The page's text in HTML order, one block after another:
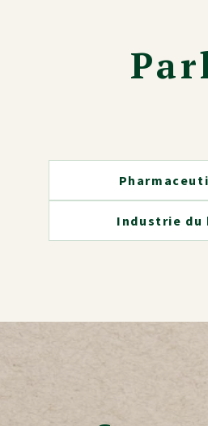
Industrie du